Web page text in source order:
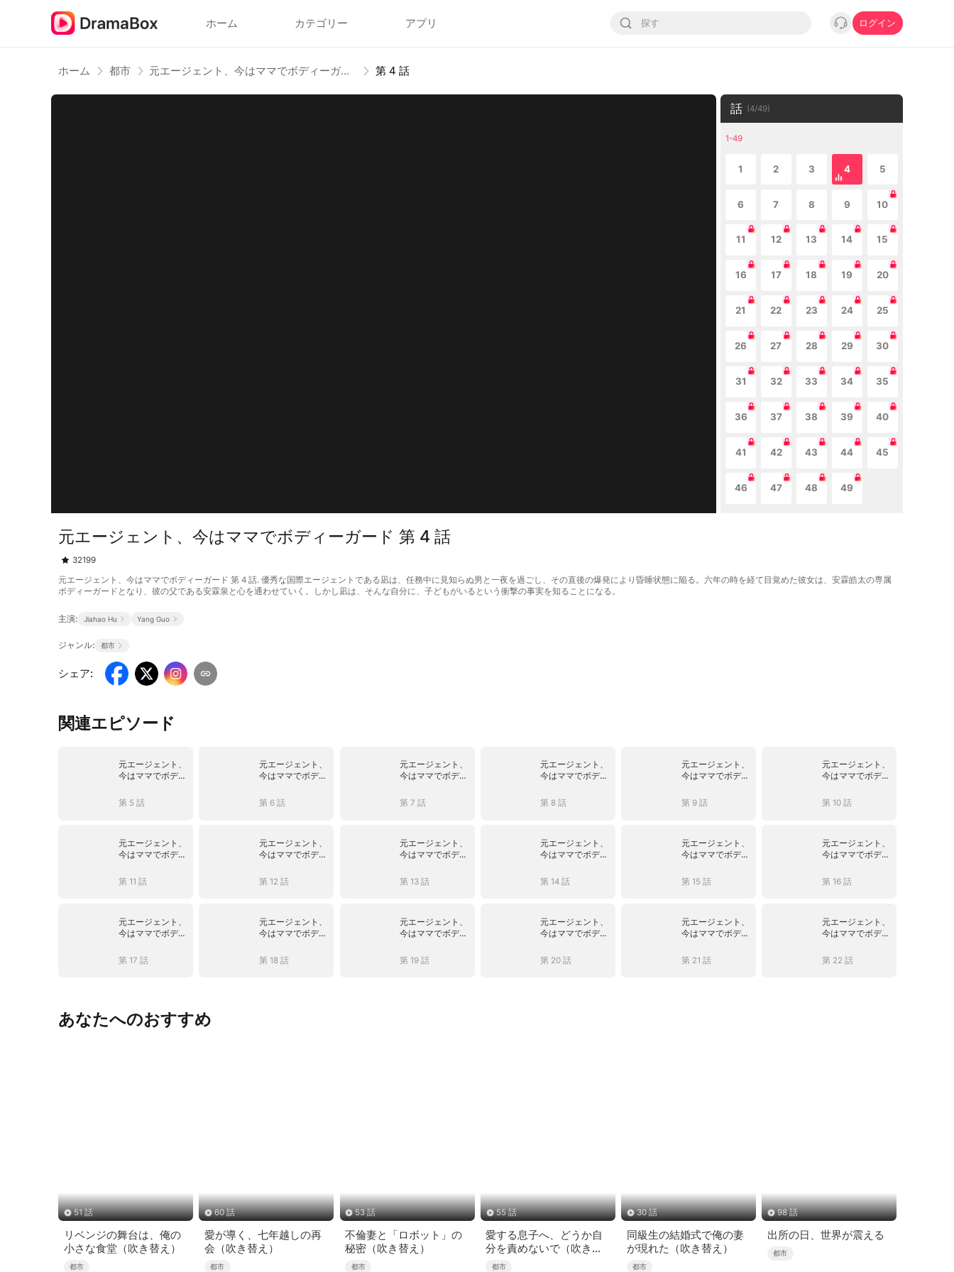
ホーム カテゴリー アプリ ログイン
ホーム 都市 元エージェント、今はママでボディーガード 第 4 話
話 (4/49)
1-49
1 2 3 4 5
6 7 8 9 10
11 12 13 14 15
16 17 18 19 20
21 22 23 24 25
26 27 28 29 30
31 32 33 34 35
36 37 38 39 40
41 42 43 44 45
46 47 48 49
元エージェント、今はママでボディーガード 第 4 話
32199
元エージェント、今はママでボディーガード 第 4 話. 優秀な国際エージェントである凪は、任務中に見知らぬ男と一夜を過ごし、その直後の爆発により昏睡状態に陥る。六年の時を経て目覚めた彼女は、安霖皓太の専属
ボディーガードとなり、彼の父である安霖泉と心を通わせていく。しかし凪は、そんな自分に、子どもがいるという衝撃の事実を知ることになる。
主演: Jiahao Hu Yang Guo
ジャンル: 都市
シェア:
関連エピソード
元エージェント、
今はママでボディ
第 5 話
元エージェント、
今はママでボディ
第 6 話
元エージェント、
今はママでボディ
第 7 話
元エージェント、
今はママでボディ
第 8 話
元エージェント、
今はママでボディ
第 9 話
元エージェント、
今はママでボディ
第 10 話
元エージェント、
今はママでボディ
第 11 話
元エージェント、
今はママでボディ
第 12 話
元エージェント、
今はママでボディ
第 13 話
元エージェント、
今はママでボディ
第 14 話
元エージェント、
今はママでボディ
第 15 話
元エージェント、
今はママでボディ
第 16 話
元エージェント、
今はママでボディ
第 17 話
元エージェント、
今はママでボディ
第 18 話
元エージェント、
今はママでボディ
第 19 話
元エージェント、
今はママでボディ
第 20 話
元エージェント、
今はママでボディ
第 21 話
元エージェント、
今はママでボディ
第 22 話
あなたへのおすすめ
51 話
リベンジの舞台は、俺の
小さな食堂（吹き替え）
都市
60 話
愛が導く、七年越しの再
会（吹き替え）
都市
53 話
不倫妻と「ロボット」の
秘密（吹き替え）
都市
55 話
愛する息子へ、どうか自
分を責めないで（吹き替
え）
都市
30 話
同級生の結婚式で俺の妻
が現れた（吹き替え）
都市
98 話
出所の日、世界が震える
都市